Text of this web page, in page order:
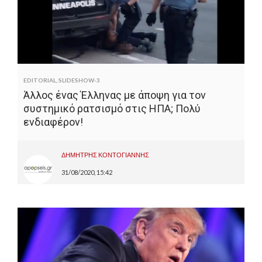
EDITORIAL SLIDESHOW-3
Άλλος ένας Έλληνας με άποψη για τον
συστημικό ρατσισμό στις ΗΠΑ; Πολύ
ενδιαφέρον!
ΔΗΜΗΤΡΗΣ ΚΟΝΤΟΓΙΑΝΝΗΣ
31/08/2020, 15:42